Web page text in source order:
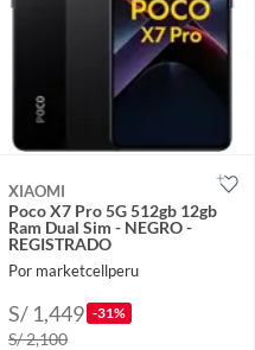
XIAOMI
Poco X7 Pro 5G 512gb 12gb
Ram Dual Sim - NEGRO -
REGISTRADO
Por marketcellperu
S/ 1,449 -31%
S/ 2,100